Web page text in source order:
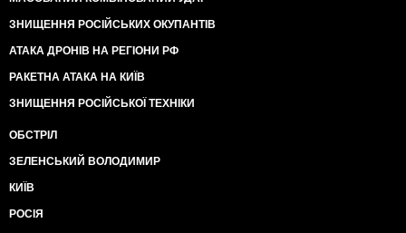
ЗНИЩЕННЯ РОСІЙСЬКИХ ОКУПАНТІВ
АТАКА ДРОНІВ НА РЕГІОНИ РФ
РАКЕТНА АТАКА НА КИЇВ
ЗНИЩЕННЯ РОСІЙСЬКОЇ ТЕХНІКИ
ОБСТРІЛ
ЗЕЛЕНСЬКИЙ ВОЛОДИМИР
КИЇВ
РОСІЯ